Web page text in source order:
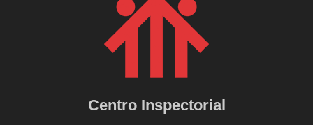
Centro Inspectorial